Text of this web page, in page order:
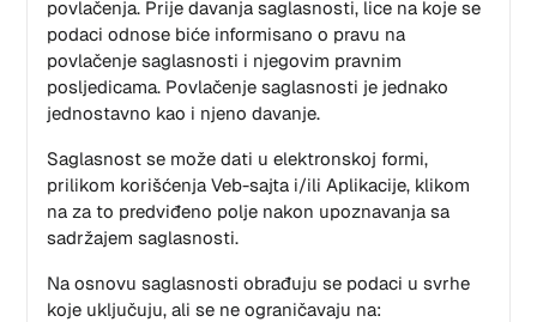
povlačenja. Prije davanja saglasnosti, lice na koje se
podaci odnose biće informisano o pravu na
povlačenje saglasnosti i njegovim pravnim
posljedicama. Povlačenje saglasnosti je jednako
jednostavno kao i njeno davanje.
Saglasnost se može dati u elektronskoj formi,
prilikom korišćenja Veb-sajta i/ili Aplikacije, klikom
na za to predviđeno polje nakon upoznavanja sa
sadržajem saglasnosti.
Na osnovu saglasnosti obrađuju se podaci u svrhe
koje uključuju, ali se ne ograničavaju na: